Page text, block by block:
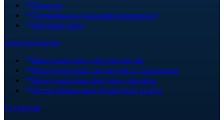
Патенты
Сертификаты (квалифицированные)
Научный совет
Сотрудничество
Международное сотрудничество
Международные стипендии и стажировки
Международные форумы и проекты
Фотоальбомы международных встреч
Студентам